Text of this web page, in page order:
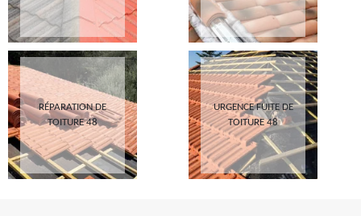
RÉPARATION DE
TOITURE 48
URGENCE FUITE DE
TOITURE 48